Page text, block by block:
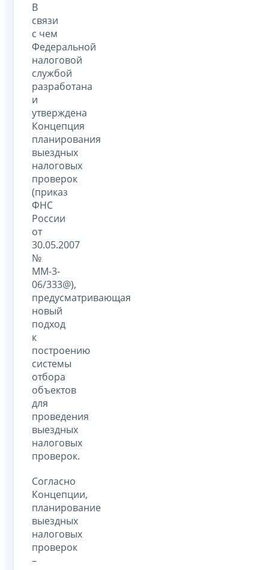
В
связи
с чем
Федеральной
налоговой
службой
разработана
и
утверждена
Концепция
планирования
выездных
налоговых
проверок
(приказ
ФНС
России
от
30.05.2007
№
ММ-3-
06/333@),
предусматривающая
новый
подход
к
построению
системы
отбора
объектов
для
проведения
выездных
налоговых
проверок.
Согласно
Концепции,
планирование
выездных
налоговых
проверок
–